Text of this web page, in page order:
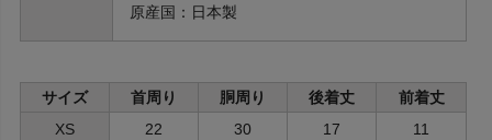
原産国：日本製
サイズ 首周り 胴周り 後着丈
前着丈
XS
22 30 17
11